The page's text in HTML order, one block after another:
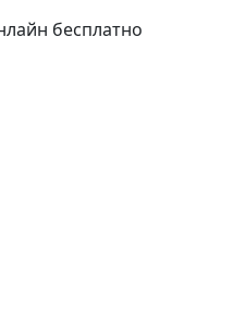
бесплатно